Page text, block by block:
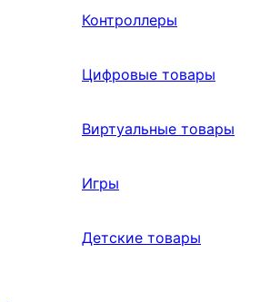
Контроллеры
Цифровые товары
Виртуальные товары
Игры
Детские товары